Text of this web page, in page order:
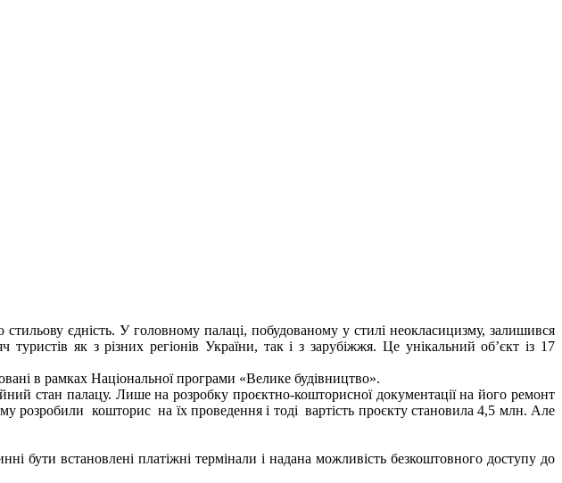
єдність. У головному палаці, побудованому у стилі неокласицизму, залишився
як з різних регіонів України, так і з зарубіжжя. Це унікальний об’єкт із 17
в рамках Національної програми «Велике будівництво».
стан палацу. Лише на розробку проєктно-кошторисної документації на його ремонт
розробили кошторис на їх проведення і тоді вартість проєкту становила 4,5 млн. Але
бути встановлені платіжні термінали і надана можливість безкоштовного доступу до